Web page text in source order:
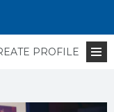
PROFILE